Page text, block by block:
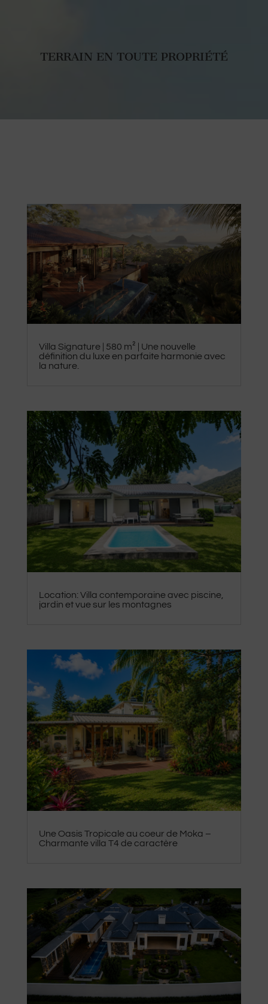
TERRAIN EN TOUTE PROPRIÉTÉ
​Villa Signature | 580 m² | Une nouvelle
définition du luxe en parfaite harmonie avec
la nature.
Location: Villa contemporaine avec piscine,
jardin et vue sur les montagnes
Une Oasis Tropicale au coeur de Moka –
Charmante villa T4 de caractère